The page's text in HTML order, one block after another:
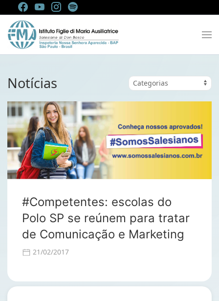
Notícias
#Competentes: escolas do
Polo SP se reúnem para tratar
de Comunicação e Marketing
21/02/2017